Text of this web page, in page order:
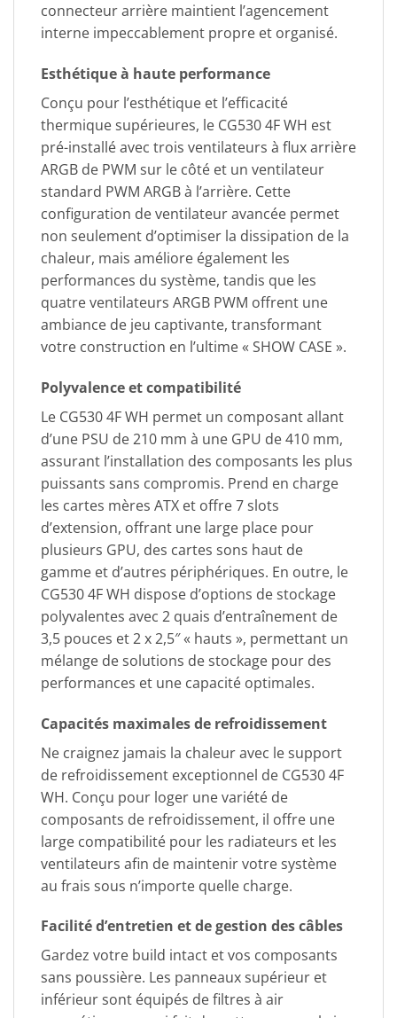
connecteur arrière maintient l’agencement
interne impeccablement propre et organisé.
Esthétique à haute performance
Conçu pour l’esthétique et l’efficacité
thermique supérieures, le CG530 4F WH est
pré-installé avec trois ventilateurs à flux arrière
ARGB de PWM sur le côté et un ventilateur
standard PWM ARGB à l’arrière. Cette
configuration de ventilateur avancée permet
non seulement d’optimiser la dissipation de la
chaleur, mais améliore également les
performances du système, tandis que les
quatre ventilateurs ARGB PWM offrent une
ambiance de jeu captivante, transformant
votre construction en l’ultime « SHOW CASE ».
Polyvalence et compatibilité
Le CG530 4F WH permet un composant allant
d’une PSU de 210 mm à une GPU de 410 mm,
assurant l’installation des composants les plus
puissants sans compromis. Prend en charge
les cartes mères ATX et offre 7 slots
d’extension, offrant une large place pour
plusieurs GPU, des cartes sons haut de
gamme et d’autres périphériques. En outre, le
CG530 4F WH dispose d’options de stockage
polyvalentes avec 2 quais d’entraînement de
3,5 pouces et 2 x 2,5″ « hauts », permettant un
mélange de solutions de stockage pour des
performances et une capacité optimales.
Capacités maximales de refroidissement
Ne craignez jamais la chaleur avec le support
de refroidissement exceptionnel de CG530 4F
WH. Conçu pour loger une variété de
composants de refroidissement, il offre une
large compatibilité pour les radiateurs et les
ventilateurs afin de maintenir votre système
au frais sous n’importe quelle charge.
Facilité d’entretien et de gestion des câbles
Gardez votre build intact et vos composants
sans poussière. Les panneaux supérieur et
inférieur sont équipés de filtres à air